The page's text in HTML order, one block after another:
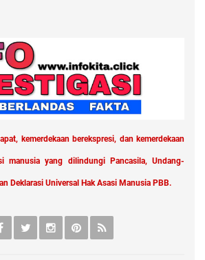
kemerdekaan berekspresi, dan kemerdekaan
manusia yang dilindungi Pancasila, Undang-
Deklarasi Universal Hak Asasi Manusia PBB.